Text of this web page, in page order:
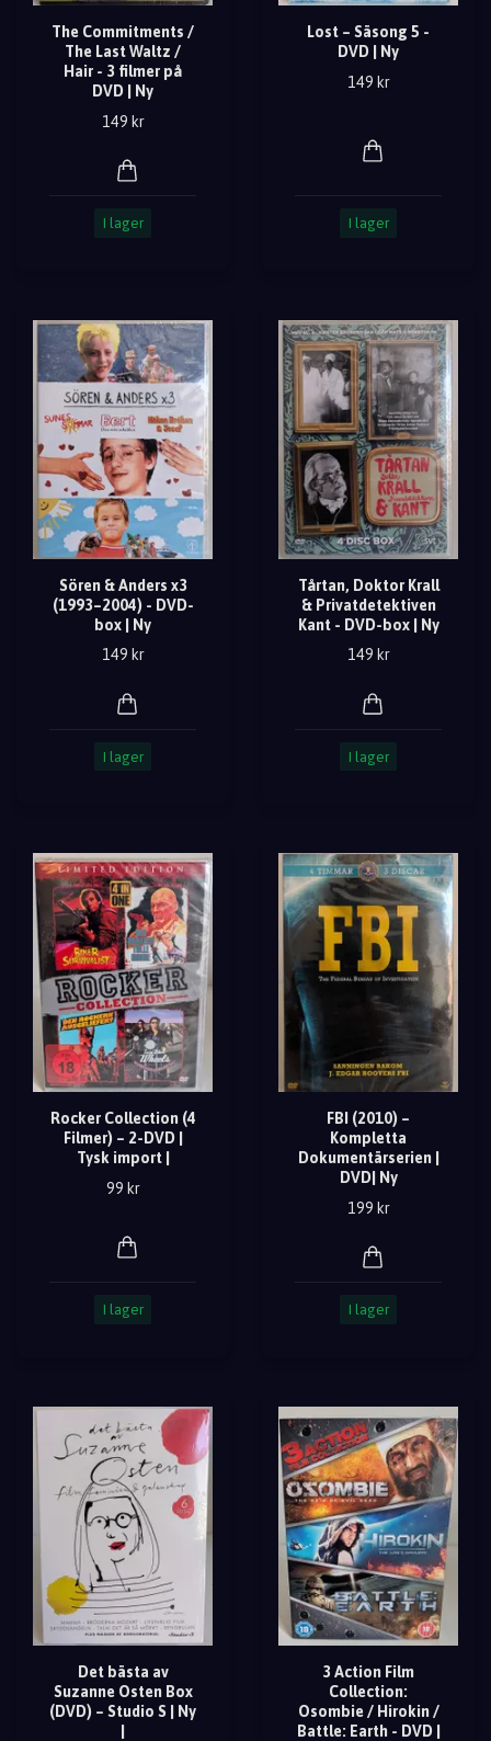
The Commitments /
The Last Waltz /
Hair - 3 filmer på
DVD | Ny
149 kr
I lager
Lost – Säsong 5 -
DVD | Ny
149 kr
I lager
Sören & Anders x3
(1993–2004) - DVD-
box | Ny
149 kr
I lager
Tårtan, Doktor Krall
& Privatdetektiven
Kant - DVD-box | Ny
149 kr
I lager
Rocker Collection (4
Filmer) – 2-DVD |
Tysk import |
99 kr
I lager
FBI (2010) –
Kompletta
Dokumentärserien |
DVD| Ny
199 kr
I lager
Det bästa av
Suzanne Osten Box
(DVD) – Studio S | Ny
3 Action Film
Collection:
Osombie / Hirokin /
Battle: Earth - DVD |